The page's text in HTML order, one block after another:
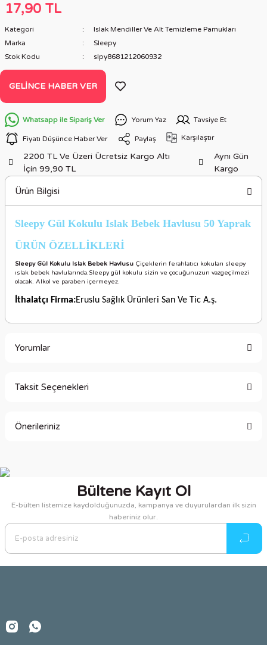
17,90 TL
Kategori
Islak Mendiller Ve Alt Temizleme Pamukları
Marka
Sleepy
Stok Kodu
slpy8681212060932
GELINCE HABER VER
Whatsapp ile Sipariş Ver Yorum Yaz Tavsiye Et
Fiyatı Düşünce Haber Ver Paylaş Karşılaştır
2200 TL Ve Üzeri Ücretsiz Kargo Altı
İçin 99,90 TL
Aynı Gün
Kargo
Ürün Bilgisi
Sleepy Gül Kokulu Islak Bebek Havlusu 50 Yaprak
ÜRÜN ÖZELLİKLERİ
Sleepy Gül Kokulu Islak Bebek Havlusu Çiçeklerin ferahlatıcı kokuları sleepy
ıslak bebek havlularında.Sleepy gül kokulu sizin ve çocuğunuzun vazgeçilmezi
olacak. Alkol ve paraben içermeyez.
İthalatçı Firma:Eruslu Sağlık Ürünleri San Ve Tic A.ş.
Yorumlar
Taksit Seçenekleri
Önerileriniz
Görüş ve önerileriniz için teşekkür ederiz.
Ürün resmi kalitesiz, bozuk veya görüntülenemiyor.
Ürün açıklamasında eksik bilgiler bulunuyor.
Ürün bilgilerinde hatalar bulunuyor.
Bültene Kayıt Ol
E-bülten listemize kaydolduğunuzda, kampanya ve duyurulardan ilk sizin
haberiniz olur.